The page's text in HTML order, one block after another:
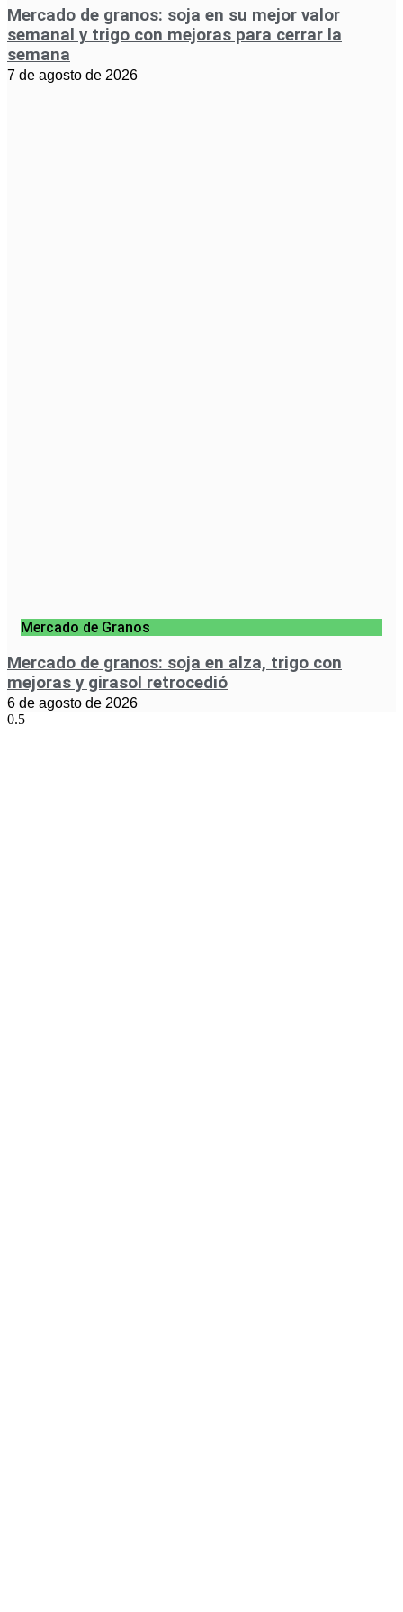
Mercado de granos: soja en su mejor valor
semanal y trigo con mejoras para cerrar la
semana
7 de agosto de 2026
Mercado de Granos
Mercado de granos: soja en alza, trigo con
mejoras y girasol retrocedió
6 de agosto de 2026